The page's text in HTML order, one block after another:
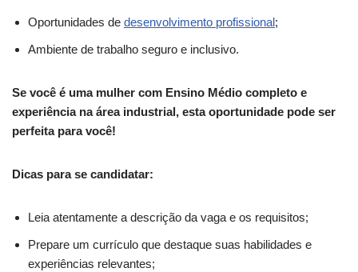
Oportunidades de desenvolvimento profissional;
Ambiente de trabalho seguro e inclusivo.
Se você é uma mulher com Ensino Médio completo e
experiência na área industrial, esta oportunidade pode ser
perfeita para você!
Dicas para se candidatar:
Leia atentamente a descrição da vaga e os requisitos;
Prepare um currículo que destaque suas habilidades e
experiências relevantes;